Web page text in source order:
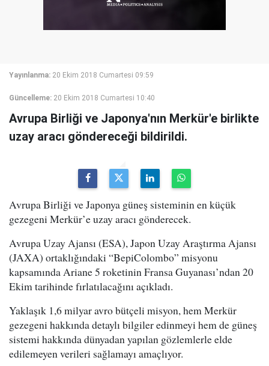
Yayınlanma: 20 Ekim 2018 Cumartesi 09:59
Güncelleme: 20 Ekim 2018 Cumartesi 10:40
Avrupa Birliği ve Japonya'nın Merkür'e birlikte
uzay aracı göndereceği bildirildi.
Avrupa Birliği ve Japonya güneş sisteminin en küçük
gezegeni Merkür’e uzay aracı gönderecek.
Avrupa Uzay Ajansı (ESA), Japon Uzay Araştırma Ajansı
(JAXA) ortaklığındaki “BepiColombo” misyonu
kapsamında Ariane 5 roketinin Fransa Guyanası’ndan 20
Ekim tarihinde fırlatılacağını açıkladı.
Yaklaşık 1,6 milyar avro bütçeli misyon, hem Merkür
gezegeni hakkında detaylı bilgiler edinmeyi hem de güneş
sistemi hakkında dünyadan yapılan gözlemlerle elde
edilemeyen verileri sağlamayı amaçlıyor.